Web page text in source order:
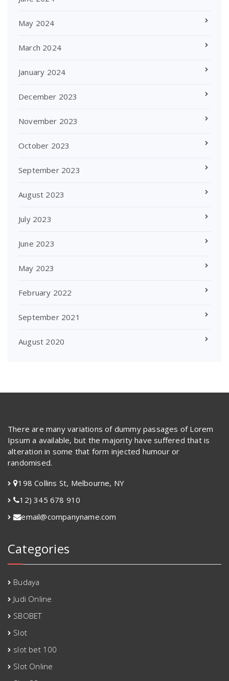
May 2024
March 2024
January 2024
December 2023
November 2023
October 2023
September 2023
August 2023
July 2023
June 2023
May 2023
February 2022
September 2021
August 2020
There are many variations of dummy passages of Lorem
Ipsum a available, but the majority have suffered that is
alteration in some that form injected humour or
randomised.
198 Collins St, Melbourne, NY
12) 345 678 910
email@companyname.com
Categories
Budaya
Judi Online
SBOBET
Slot
slot bet 100
Slot Online